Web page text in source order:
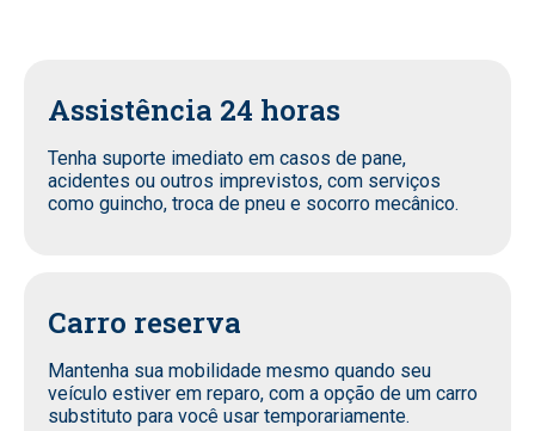
Assistência 24 horas
Tenha suporte imediato em casos de pane,
acidentes ou outros imprevistos, com serviços
como guincho, troca de pneu e socorro mecânico.
Carro reserva
Mantenha sua mobilidade mesmo quando seu
veículo estiver em reparo, com a opção de um carro
substituto para você usar temporariamente.